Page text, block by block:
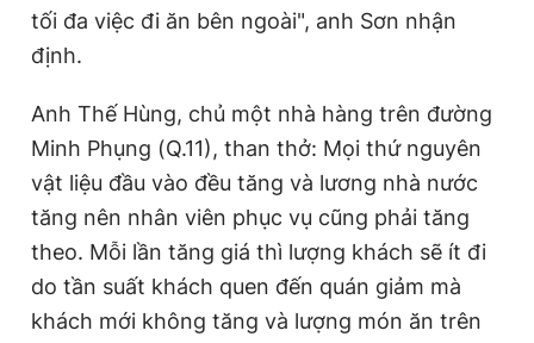
tối đa việc đi ăn bên ngoài", anh Sơn nhận
định.
Anh Thế Hùng, chủ một nhà hàng trên đường
Minh Phụng (Q.11), than thở: Mọi thứ nguyên
vật liệu đầu vào đều tăng và lương nhà nước
tăng nên nhân viên phục vụ cũng phải tăng
theo. Mỗi lần tăng giá thì lượng khách sẽ ít đi
do tần suất khách quen đến quán giảm mà
khách mới không tăng và lượng món ăn trên